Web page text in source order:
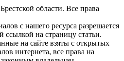
области. Все права
с нашего ресурса разрешается
ссылкой на страницу статьи.
на сайте взяты с открытых
интернета, все права на